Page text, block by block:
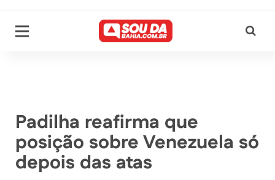
Padilha reafirma que
posição sobre Venezuela só
depois das atas